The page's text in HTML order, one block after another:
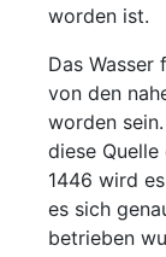
worden ist.
Das Wasser
von den
worden
diese Quelle
1446 wird
es sich
betrieben